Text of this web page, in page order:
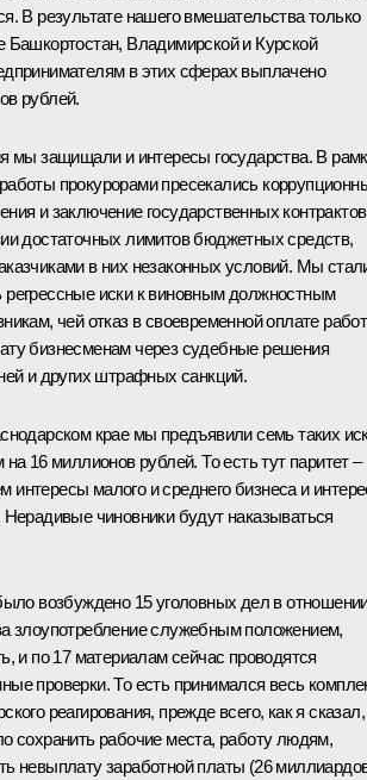
В результате нашего вмешательства только
Башкортостан, Владимирской и Курской
в этих сферах выплачено
рублей.
мы защищали и интересы государства. В
прокурорами пресекались
и заключение государственных контрактов
достаточных лимитов бюджетных средств,
в них незаконных условий. Мы
регрессные иски к виновным должностным
чей отказ в своевременной оплате работ
бизнесменам через судебные решения
и других штрафных санкций.
крае мы предъявили семь таких
на 16 миллионов рублей. То есть тут паритет –
малого и среднего бизнеса и
Нерадивые чиновники будут наказываться
возбуждено 15 уголовных дел в
злоупотребление служебным положением,
и по 17 материалам сейчас проводятся
проверки. То есть принимался весь
реагирования, прежде всего, как я сказал,
сохранить рабочие места, работу людям,
невыплату заработной платы (26